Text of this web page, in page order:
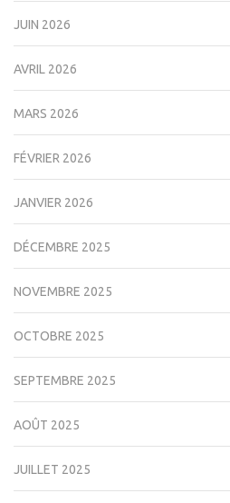
JUIN 2026
AVRIL 2026
MARS 2026
FÉVRIER 2026
JANVIER 2026
DÉCEMBRE 2025
NOVEMBRE 2025
OCTOBRE 2025
SEPTEMBRE 2025
AOÛT 2025
JUILLET 2025